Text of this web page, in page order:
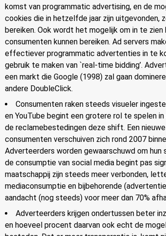
komst van programmatic advertising, en de
cookies die in hetzelfde jaar zijn uitgevonden,
bereiken. Ook wordt het mogelijk om in te
consumenten kunnen bereiken. Ad servers
effectiever programmatic advertenties in te
gebruik te maken van `real-time bidding’.
een markt die Google (1998) zal gaan
andere DoubleClick.
Consumenten raken steeds visueler
en YouTube begint een grotere rol te spelen
de reclamebestedingen deze shift. Een
consumenten verschuiven zich rond 2007
Adverteerders worden gewaarschuwd om
de consumptie van social media begint pas
maatschappij zijn steeds meer verbonden,
mediaconsumptie en bijbehorende
aandacht (nog steeds) voor meer dan 70%
Adverteerders krijgen ondertussen beter
en hoeveel procent daarvan ook echt de